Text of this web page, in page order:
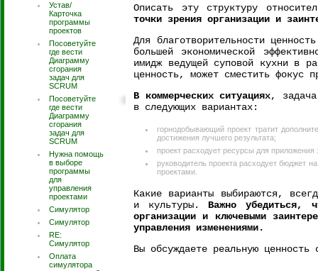
Устав/
Карточка
программы
проектов
Посоветуйте
где вести
Диаграмму
сгорания
задач для
SCRUM
Посоветуйте
где вести
Диаграмму
сгорания
задач для
SCRUM
Нужна помощь
в выборе
программы
для
управления
проектами
Симулятор
Симулятор
RE:
Симулятор
Оплата
симулятора
Описать эту структуру
точки зрения организации и
Для благотворительности
большей экономической
имидж ведущей суповой кухни в
ценность, может сместить фокус
В коммерческих ситуациях,
в следующих вариантах:
горнодобывающий проект тратит
достижения лучшего результата;
проект расходует ресурсы для
руководитель проекта расходует бюджет
проектами.
Какие варианты выбираются,
и культуры. Важно убедиться,
организации и ключевыми
управления изменениями.
Вы обсуждаете реальную ценность